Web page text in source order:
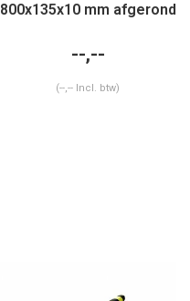
800x135x10 mm afgerond
--,--
(--,-- Incl. btw)